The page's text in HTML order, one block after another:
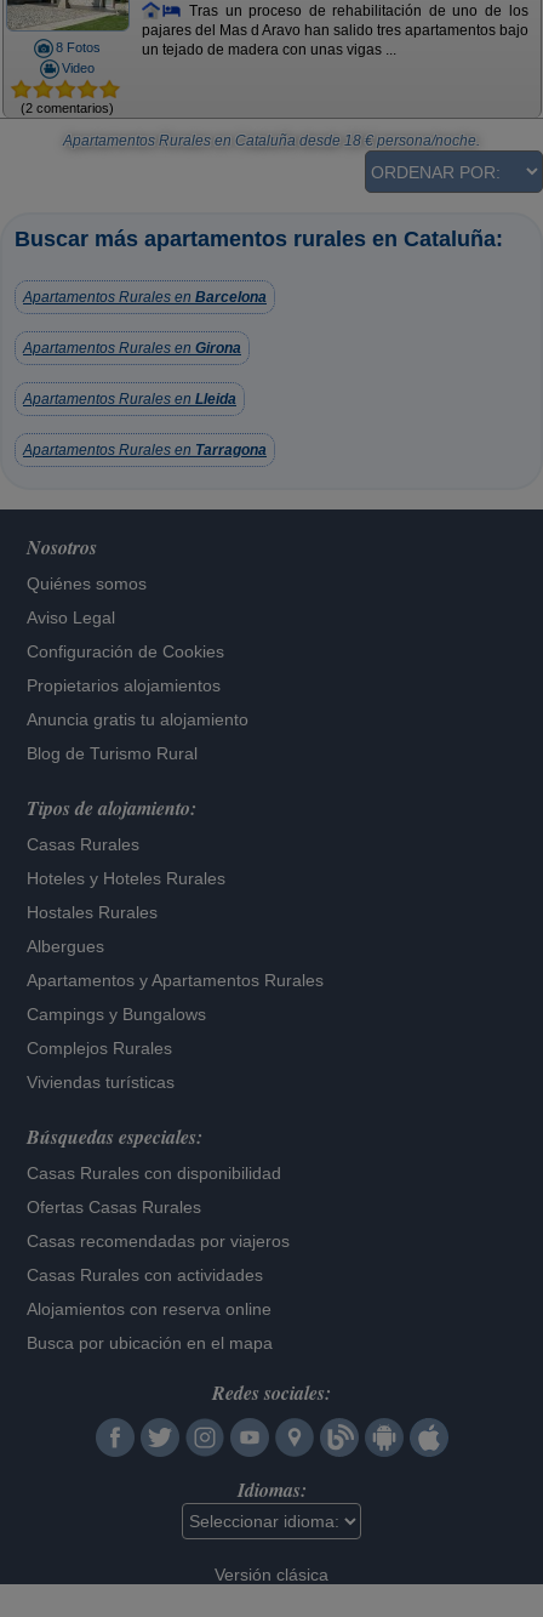
8 Fotos
Video
(2 comentarios)
Tras un proceso de rehabilitación de uno de los
pajares del Mas d Aravo han salido tres apartamentos bajo
un tejado de madera con unas vigas ...
Apartamentos Rurales en Cataluña desde 18 € persona/noche.
Buscar más apartamentos rurales en Cataluña:
Apartamentos Rurales en Barcelona
Apartamentos Rurales en Girona
Apartamentos Rurales en Lleida
Apartamentos Rurales en Tarragona
Nosotros
Quiénes somos
Aviso Legal
Configuración de Cookies
Propietarios alojamientos
Anuncia gratis tu alojamiento
Blog de Turismo Rural
Tipos de alojamiento:
Casas Rurales
Hoteles y Hoteles Rurales
Hostales Rurales
Albergues
Apartamentos yApartamentos Rurales
Campings y Bungalows
Complejos Rurales
Viviendas turísticas
Búsquedas especiales:
Casas Rurales con disponibilidad
Ofertas Casas Rurales
Casas recomendadas por viajeros
Casas Rurales con actividades
Alojamientos con reserva online
Busca por ubicación en el mapa
Redes sociales:
Idiomas:
Versión clásica